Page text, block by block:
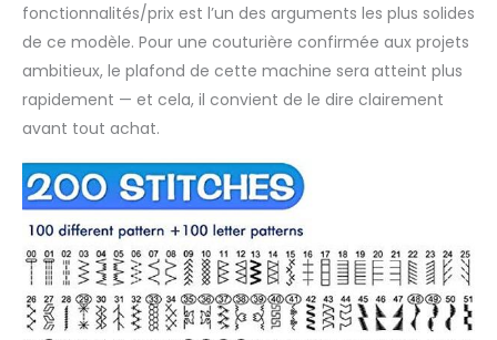
fonctionnalités/prix est l’un des arguments les plus solides
de ce modèle. Pour une couturière confirmée aux projets
ambitieux, le plafond de cette machine sera atteint plus
rapidement — et cela, il convient de le dire clairement
avant tout achat.